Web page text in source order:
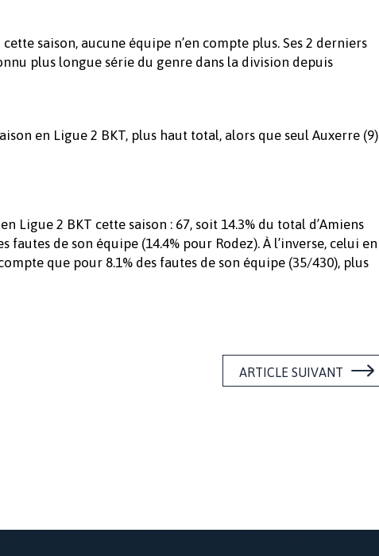
saison, aucune équipe n’en compte plus. Ses 2 derniers
plus longue série du genre dans la division depuis
en Ligue 2 BKT, plus haut total, alors que seul Auxerre (9)
2 BKT cette saison : 67, soit 14.3% du total d’Amiens
de son équipe (14.4% pour Rodez). À l’inverse, celui en
que pour 8.1% des fautes de son équipe (35/430), plus
ARTICLE SUIVANT